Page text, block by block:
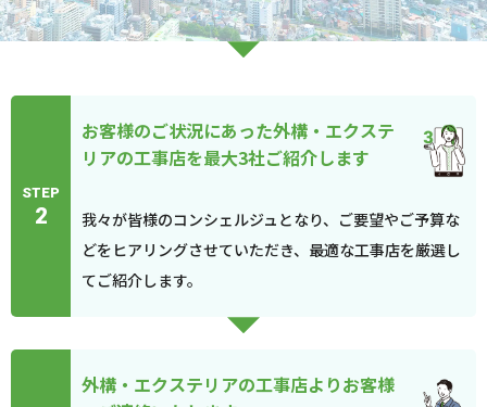
STEP
2
お客様のご状況にあった外構・エクステ
リアの工事店を最大3社ご紹介します
我々が皆様のコンシェルジュとなり、ご要望やご予算な
どをヒアリングさせていただき、最適な工事店を厳選し
てご紹介します。
外構・エクステリアの工事店よりお客様